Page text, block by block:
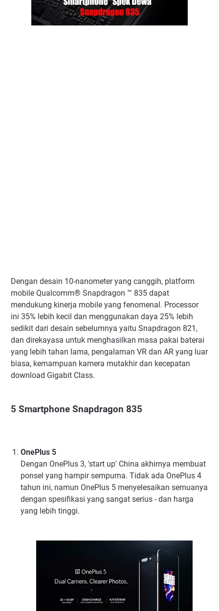
Dengan desain 10-nanometer yang canggih, platform
mobile Qualcomm® Snapdragon ™ 835 dapat
mendukung kinerja mobile yang fenomenal. Processor
ini 35% lebih kecil dan menggunakan daya 25% lebih
sedikit dari desain sebelumnya yaitu Snapdragon 821,
dan direkayasa untuk menghasilkan masa pakai baterai
yang lebih tahan lama, pengalaman VR dan AR yang luar
biasa, kemampuan kamera mutakhir dan kecepatan
download Gigabit Class.
5 Smartphone Snapdragon 835
OnePlus 5
Dengan OnePlus 3, 'start up' China akhirnya membuat
ponsel yang hampir sempurna. Tidak ada OnePlus 4
tahun ini, namun OnePlus 5 menyelesaikan semuanya
dengan spesifikasi yang sangat serius - dan harga
yang lebih tinggi.